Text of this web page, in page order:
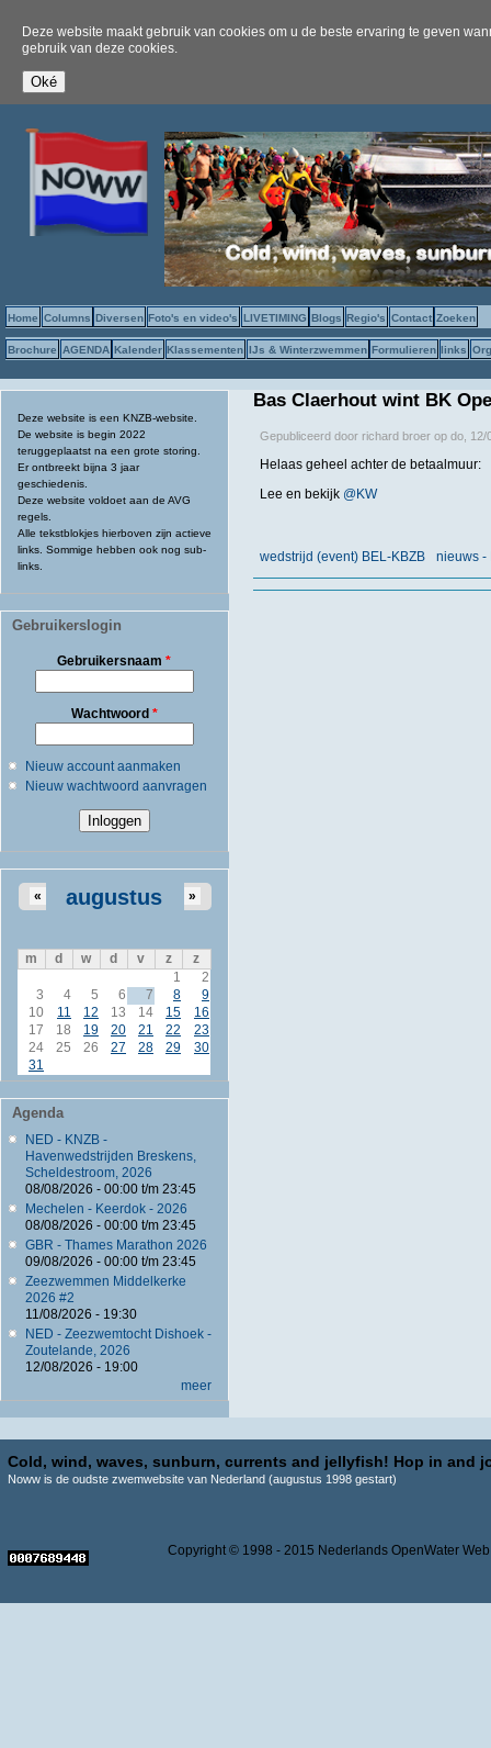
Deze website maakt gebruik van cookies om u de beste ervaring te geven
gebruik van deze cookies.
Home Columns Diversen Foto's en video's LIVETIMING Blogs Regio's Contact Zoeken
Brochure AGENDA Kalender Klassementen IJs & Winterzwemmen Formulieren links
Deze website is een KNZB-website.
De website is begin 2022
teruggeplaatst na een grote storing.
Er ontbreekt bijna 3 jaar
geschiedenis.
Deze website voldoet aan de AVG
regels.
Alle tekstblokjes hierboven zijn actieve
links. Sommige hebben ook nog sub-
links.
Gebruikerslogin
Gebruikersnaam*
Wachtwoord *
Nieuw account aanmaken
Nieuw wachtwoord aanvragen
augustus
« »
m d w d v z
z
1
2
3
4 5 6 7 8
9
10
11 12 13 14 15
16
17
18 19 20 21 22
23
24
25 26 27 28 29
30
31
Agenda
NED - KNZB -
Havenwedstrijden Breskens,
Scheldestroom, 2026
08/08/2026 - 00:00t/m 23:45
Mechelen - Keerdok - 2026
08/08/2026 - 00:00t/m 23:45
GBR - Thames Marathon 2026
09/08/2026 - 00:00t/m 23:45
Zeezwemmen Middelkerke
2026 #2
11/08/2026 - 19:30
NED - Zeezwemtocht Dishoek -
Zoutelande, 2026
12/08/2026 - 19:00
meer
Bas Claerhout wint BK
Gepubliceerd door richard broerop do, 12/
Helaas geheel achter de betaalmuur:
Lee en bekijk @KW
wedstrijd (event) BEL-KBZB nieuws -
Cold, wind, waves, sunburn, currents and jellyfish! Hop in and
Noww is de oudste zwemwebsite van Nederland (augustus 1998 gestart)
Copyright © 1998 - 2015 Nederlands OpenWater